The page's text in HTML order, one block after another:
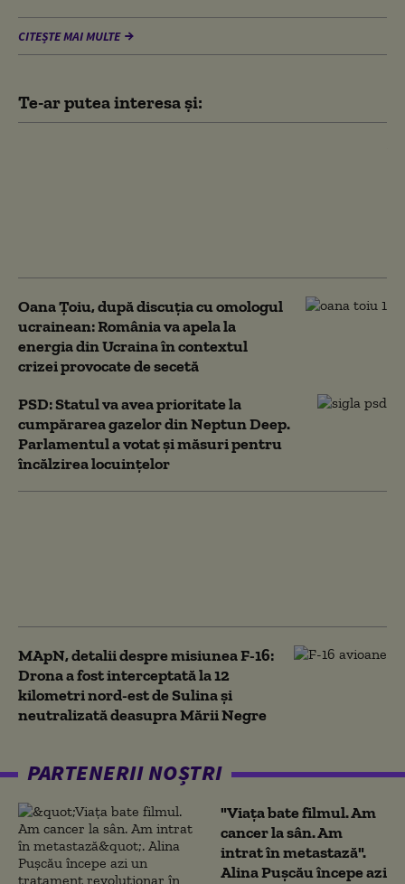
CITEȘTE MAI MULTE
Te-ar putea interesa și:
Oana Țoiu, după discuția cu omologul
ucrainean: România va apela la
energia din Ucraina în contextul
crizei provocate de secetă
PSD: Statul va avea prioritate la
cumpărarea gazelor din Neptun Deep.
Parlamentul a votat și măsuri pentru
încălzirea locuințelor
MApN, detalii despre misiunea F-16:
Drona a fost interceptată la 12
kilometri nord-est de Sulina și
neutralizată deasupra Mării Negre
PARTENERII NOȘTRI
"Viața bate filmul. Am
cancer la sân. Am
intrat în metastază".
Alina Pușcău începe azi